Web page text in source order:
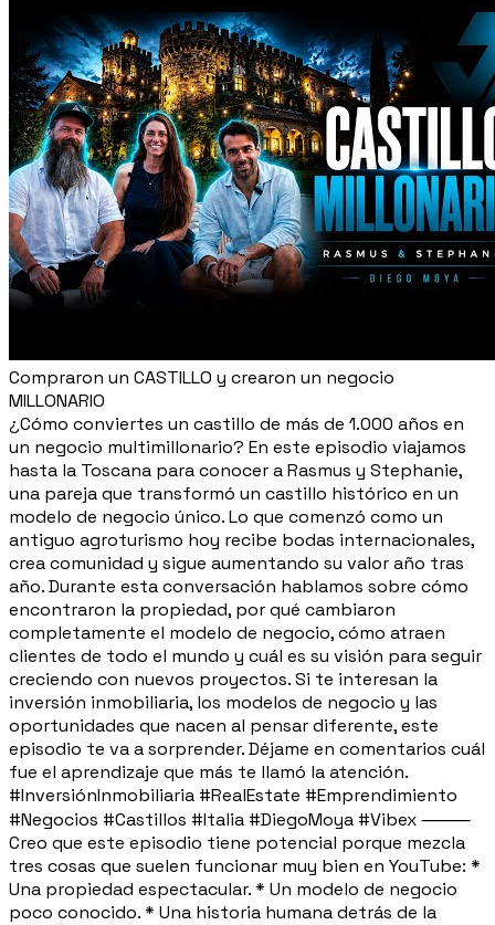
Compraron un CASTILLO y crearon un negocio
MILLONARIO
¿Cómo conviertes un castillo de más de 1.000 años en
un negocio multimillonario? En este episodio viajamos
hasta la Toscana para conocer a Rasmus y Stephanie,
una pareja que transformó un castillo histórico en un
modelo de negocio único. Lo que comenzó como un
antiguo agroturismo hoy recibe bodas internacionales,
crea comunidad y sigue aumentando su valor año tras
año. Durante esta conversación hablamos sobre cómo
encontraron la propiedad, por qué cambiaron
completamente el modelo de negocio, cómo atraen
clientes de todo el mundo y cuál es su visión para seguir
creciendo con nuevos proyectos. Si te interesan la
inversión inmobiliaria, los modelos de negocio y las
oportunidades que nacen al pensar diferente, este
episodio te va a sorprender. Déjame en comentarios cuál
fue el aprendizaje que más te llamó la atención.
#InversiónInmobiliaria #RealEstate #Emprendimiento
#Negocios #Castillos #Italia #DiegoMoya #Vibex ⸻
Creo que este episodio tiene potencial porque mezcla
tres cosas que suelen funcionar muy bien en YouTube: *
Una propiedad espectacular. * Un modelo de negocio
poco conocido. * Una historia humana detrás de la